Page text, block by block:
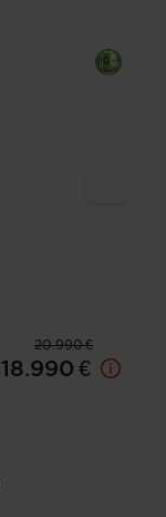
20.990 €
18.990 €